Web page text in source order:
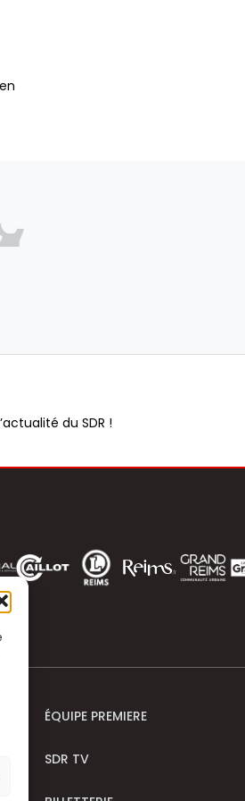
du SDR !
ÉQUIPE PREMIERE
SDR TV